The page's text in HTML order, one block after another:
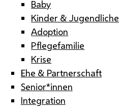
Baby
Kinder & Jugendliche
Adoption
Pflegefamilie
Krise
Ehe & Partnerschaft
Senior*innen
Integration